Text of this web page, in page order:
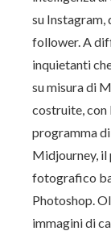
su Instagram,
follower. A
inquietanti
su misura di
costruite, con
programma
Midjourney,
fotografico
Photoshop.
immagini di